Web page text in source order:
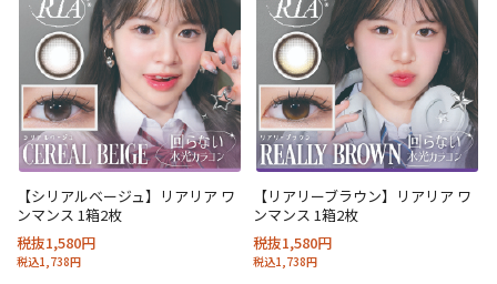
【シリアルベージュ】リアリア ワ
ンマンス 1箱2枚
税抜1,580円
税込1,738円
【リアリーブラウン】リアリア ワ
ンマンス 1箱2枚
税抜1,580円
税込1,738円